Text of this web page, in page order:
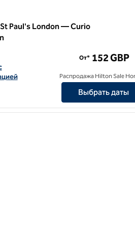
St Paul's London — Curio
об отеле Lost Property St
От* 152 GBP
Распродажа Hilton Sale
Выбрать даты
1